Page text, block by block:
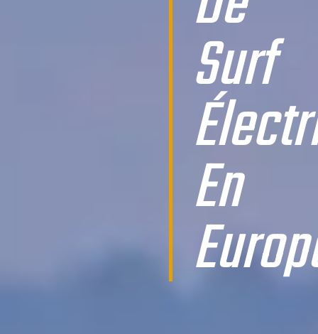
Surf
En